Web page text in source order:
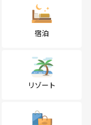
宿泊
リゾート